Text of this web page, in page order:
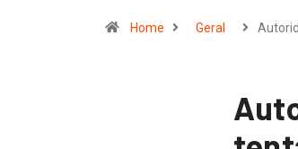
Home Geral